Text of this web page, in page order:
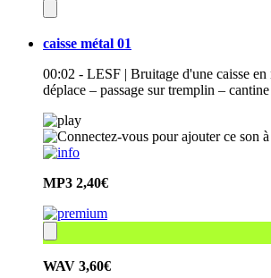
caisse métal 01
00:02 - LESF | Bruitage d'une caisse en
déplace – passage sur tremplin – cantine
MP3 2,40€
WAV 3,60€